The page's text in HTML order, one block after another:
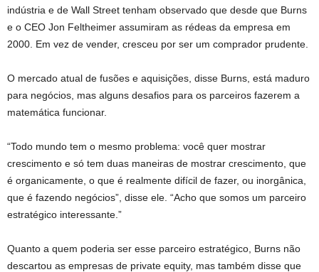
indústria e de Wall Street tenham observado que desde que Burns
e o CEO Jon Feltheimer assumiram as rédeas da empresa em
2000. Em vez de vender, cresceu por ser um comprador prudente.
O mercado atual de fusões e aquisições, disse Burns, está maduro
para negócios, mas alguns desafios para os parceiros fazerem a
matemática funcionar.
“Todo mundo tem o mesmo problema: você quer mostrar
crescimento e só tem duas maneiras de mostrar crescimento, que
é organicamente, o que é realmente difícil de fazer, ou inorgânica,
que é fazendo negócios”, disse ele. “Acho que somos um parceiro
estratégico interessante.”
Quanto a quem poderia ser esse parceiro estratégico, Burns não
descartou as empresas de private equity, mas também disse que